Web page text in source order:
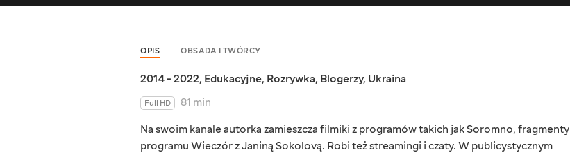
OPIS OBSADA I TWÓRCY
2014 - 2022, Edukacyjne, Rozrywka, Blogerzy, Ukraina
Full HD
81 min
Na swoim kanale autorka zamieszcza filmiki z programów takich jak Soromno, fragmenty
programu Wieczór z Janiną Sokolovą. Robi też streamingi i czaty. W publicystycznym